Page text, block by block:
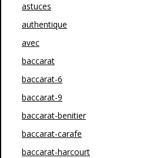
astuces
authentique
avec
baccarat
baccarat-6
baccarat-9
baccarat-benitier
baccarat-carafe
baccarat-harcourt